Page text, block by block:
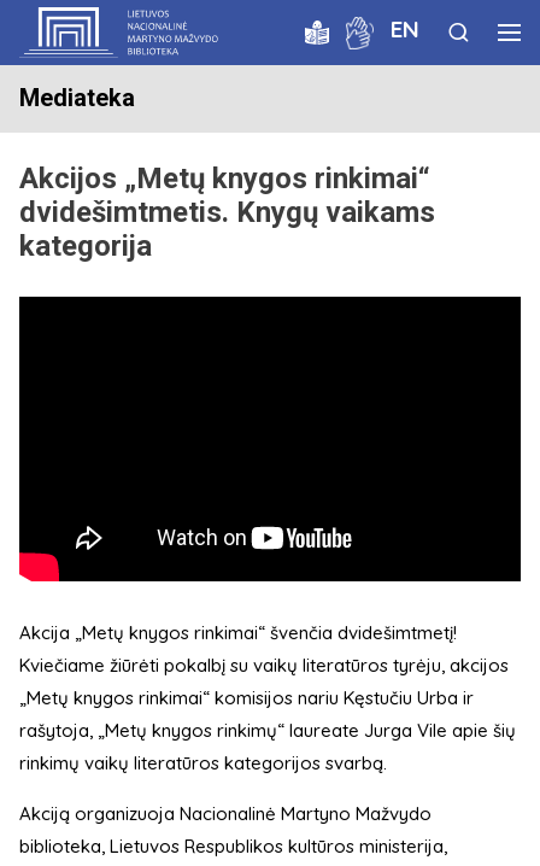
EN
Mediateka
Akcijos „Metų knygos rinkimai“
dvidešimtmetis. Knygų vaikams
kategorija
Akcija „Metų knygos rinkimai“ švenčia dvidešimtmetį!
Kviečiame žiūrėti pokalbį su vaikų literatūros tyrėju, akcijos
„Metų knygos rinkimai“ komisijos nariu Kęstučiu Urba ir
rašytoja, „Metų knygos rinkimų“ laureate Jurga Vile apie šių
rinkimų vaikų literatūros kategorijos svarbą.
Akciją organizuoja Nacionalinė Martyno Mažvydo
biblioteka, Lietuvos Respublikos kultūros ministerija,